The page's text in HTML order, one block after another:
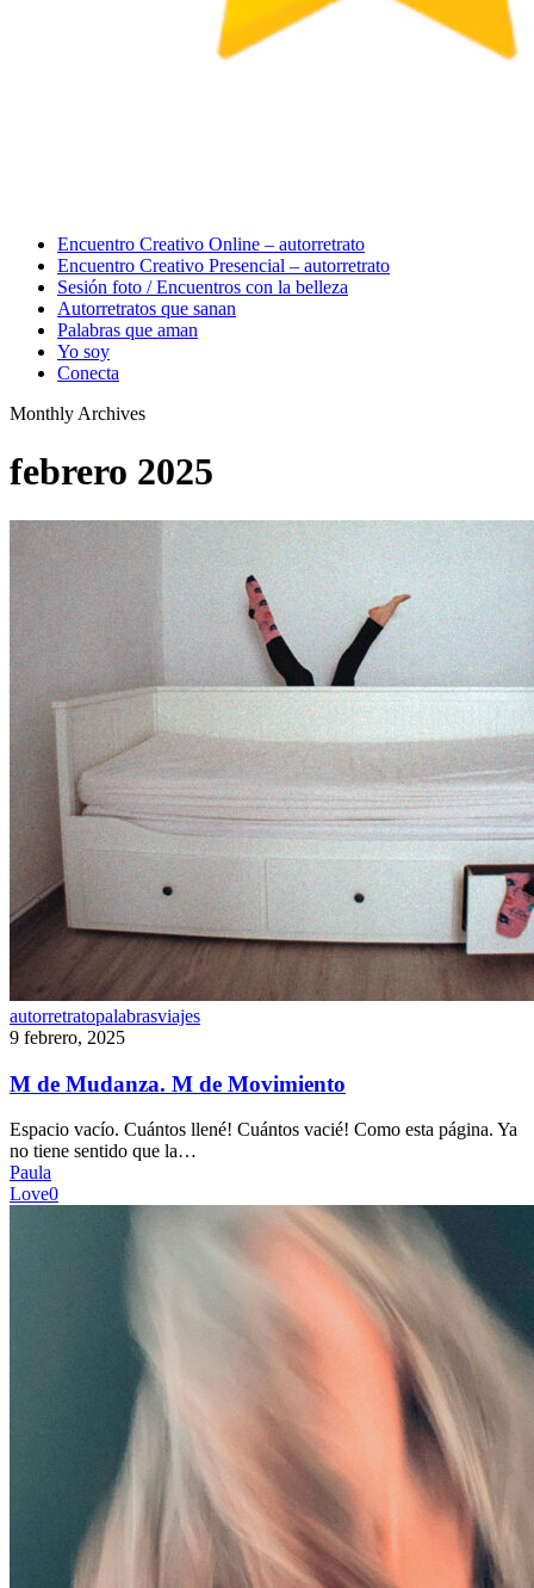
Menu
Encuentro Creativo Online – autorretrato
Encuentro Creativo Presencial – autorretrato
Sesión foto / Encuentros con la belleza
Autorretratos que sanan
Palabras que aman
Yo soy
Conecta
Monthly Archives
febrero 2025
M
de
M
de
Movimiento
autorretratopalabrasviajes
9 febrero, 2025
M de Mudanza. M de Movimiento
Espacio vacío. Cuántos llené! Cuántos vacié! Como esta página. Ya
no tiene sentido que la…
Paula
Love0